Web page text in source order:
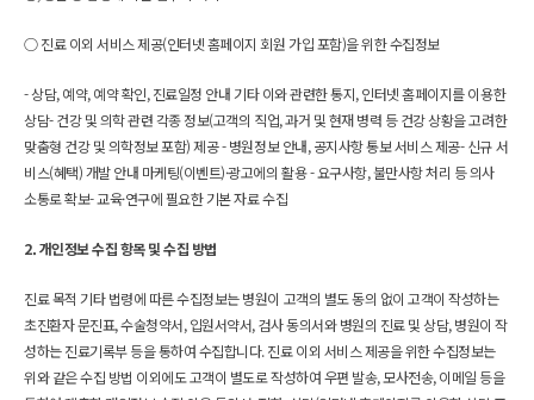
○ 진료 이외 서비스 제공(인터넷 홈페이지 회원 가입 포함)을 위한 수집정보
- 상담, 예약, 예약 확인, 진료일정 안내 기타 이와 관련한 통지, 인터넷 홈페이지를 이용한
상담- 건강 및 의학 관련 각종 정보(고객의 직업, 과거 및 현재 병력 등 건강 상황을 고려한
맞춤형 건강 및 의학정보 포함) 제공 - 병원정보 안내, 공지사항 통보 서비스 제공- 신규 서
비스(혜택) 개발 안내 마케팅(이벤트)·광고에의 활용 - 요구사항, 불만사항 처리 등 의사
소통로 확보- 교육·연구에 필요한 기본 자료 수집
2. 개인정보 수집 항목 및 수집 방법
진료 목적 기타 법령에 따른 수집정보는 병원이 고객의 별도 동의 없이 고객이 작성하는
초진환자 문진표, 수술청약서, 입원서약서, 검사 동의서와 병원의 진료 및 상담, 병원이 작
성하는 진료기록부 등을 통하여 수집합니다. 진료 이외 서비스 제공을 위한 수집정보는
위와 같은 수집 방법 이외에도 고객이 별도로 작성하여 우편 발송, 모사전송, 이메일 등을